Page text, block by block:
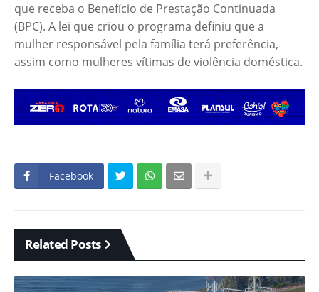
que receba o Benefício de Prestação Continuada
(BPC). A lei que criou o programa definiu que a
mulher responsável pela família terá preferência,
assim como mulheres vítimas de violência doméstica.
Facebook
Related Posts